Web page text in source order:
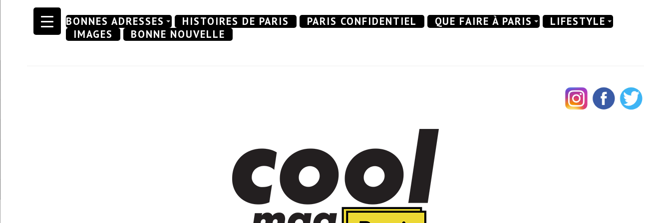
Skip
BONNES ADRESSES HISTOIRES DE PARIS PARIS CONFIDENTIEL QUE FAIRE À PARIS
LIFESTYLE
IMAGES
BONNE NOUVELLE